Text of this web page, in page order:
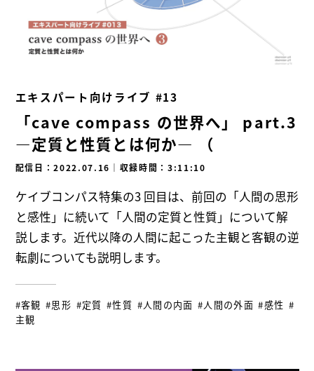
エキスパート向けライブ #13
「cave compass の世界へ」 part.3
―定質と性質とは何か― （
配信日：2022.07.16 ｜ 収録時間：3:11:10
ケイブコンパス特集の3 回目は、前回の「人間の思形
と感性」に続いて「人間の定質と性質」について解
説します。近代以降の人間に起こった主観と客観の逆
転劇についても説明します。
#客観 #思形 #定質 #性質 #人間の内面 #人間の外面 #感性 #
主観